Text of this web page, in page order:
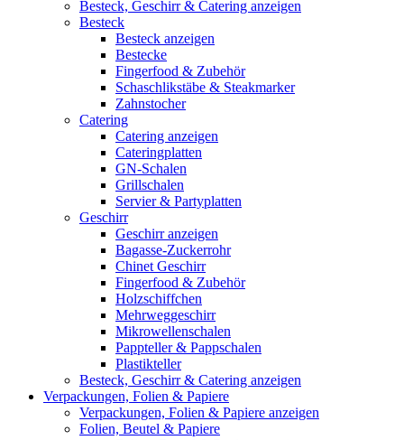
Besteck, Geschirr & Catering anzeigen
Besteck
Besteck anzeigen
Bestecke
Fingerfood & Zubehör
Schaschlikstäbe & Steakmarker
Zahnstocher
Catering
Catering anzeigen
Cateringplatten
GN-Schalen
Grillschalen
Servier & Partyplatten
Geschirr
Geschirr anzeigen
Bagasse-Zuckerrohr
Chinet Geschirr
Fingerfood & Zubehör
Holzschiffchen
Mehrweggeschirr
Mikrowellenschalen
Pappteller & Pappschalen
Plastikteller
Besteck, Geschirr & Catering anzeigen
Verpackungen, Folien & Papiere
Verpackungen, Folien & Papiere anzeigen
Folien, Beutel & Papiere